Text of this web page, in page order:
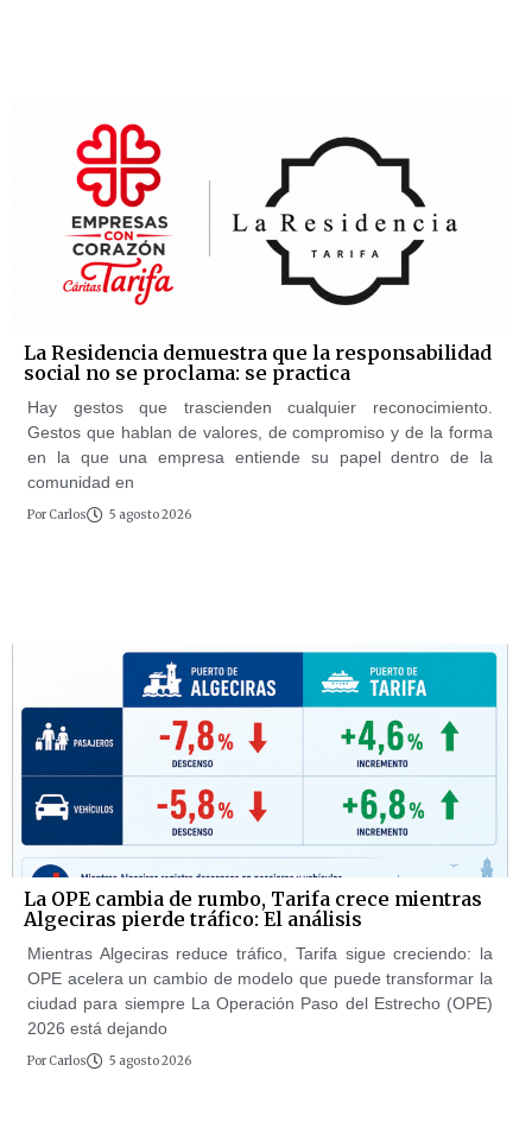
La Residencia demuestra que la responsabilidad
social no se proclama: se practica
Hay gestos que trascienden cualquier reconocimiento.
Gestos que hablan de valores, de compromiso y de la forma
en la que una empresa entiende su papel dentro de la
comunidad en
Por Carlos 5 agosto 2026
La OPE cambia de rumbo, Tarifa crece mientras
Algeciras pierde tráfico: El análisis
Mientras Algeciras reduce tráfico, Tarifa sigue creciendo: la
OPE acelera un cambio de modelo que puede transformar la
ciudad para siempre La Operación Paso del Estrecho (OPE)
2026 está dejando
Por Carlos 5 agosto 2026